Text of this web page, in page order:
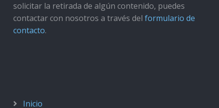
solicitar la retirada de algún contenido, puedes
contactar con nosotros a través del formulario de
contacto.
Inicio